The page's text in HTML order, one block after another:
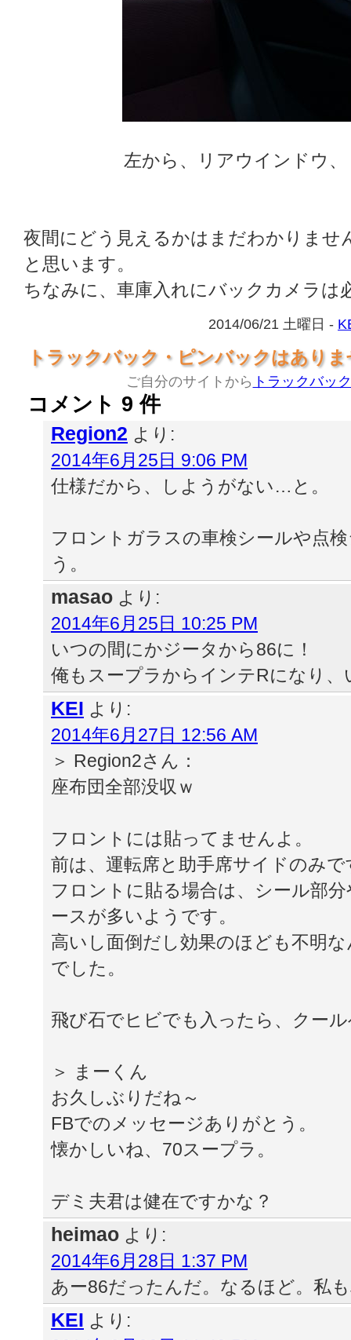
左から、リアウインドウ
夜間にどう見えるかはまだわかりませ
と思います。
ちなみに、車庫入れにバックカメラは
2014/06/21 土曜日 -
トラックバック・ピンバックはあり
ご自分のサイトから トラックバック
コメント 9 件
Region2 より:
2014年6月25日 9:06 PM
仕様だから、しようがない…と。
フロントガラスの車検シールや点
う。
masao より:
2014年6月25日 10:25 PM
いつの間にかジータから86に！
俺もスープラからインテRになり
KEI より:
2014年6月27日 12:56 AM
＞ Region2さん：
座布団全部没収ｗ
フロントには貼ってませんよ。
前は、運転席と助手席サイドのみで
フロントに貼る場合は、シール部
ースが多いようです。
高いし面倒だし効果のほども不明
でした。
飛び石でヒビでも入ったら、クー
＞ まーくん
お久しぶりだね～
FBでのメッセージありがとう。
懐かしいね、70スープラ。
デミ夫君は健在ですかな？
heimao より:
2014年6月28日 1:37 PM
あー86だったんだ。なるほど。私
KEI より: